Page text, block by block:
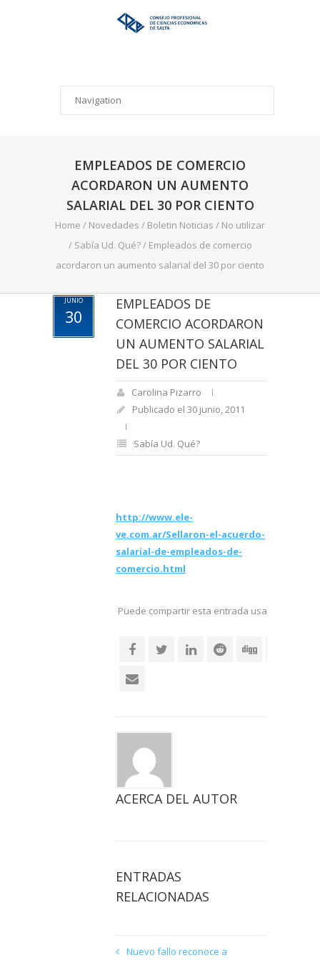
EMPLEADOS DE COMERCIO
ACORDARON UN AUMENTO
SALARIAL DEL 30 POR CIENTO
Home / Novedades / Boletin Noticias / No utilizar
/ Sabía Ud. Qué?/ Empleados de comercio
acordaron un aumento salarial del 30 por ciento
JUNIO
30
EMPLEADOS DE
COMERCIO ACORDARON
UN AUMENTO SALARIAL
DEL 30 POR CIENTO
Carolina Pizarro
Publicado el 30 junio, 2011
Sabía Ud. Qué?
http://www.ele-
ve.com.ar/Sellaron-el-acuerdo-
salarial-de-empleados-de-
comercio.html
Puede compartir esta entrada usando sus
ACERCA DEL AUTOR
ENTRADAS
RELACIONADAS
Nuevo fallo reconoce a